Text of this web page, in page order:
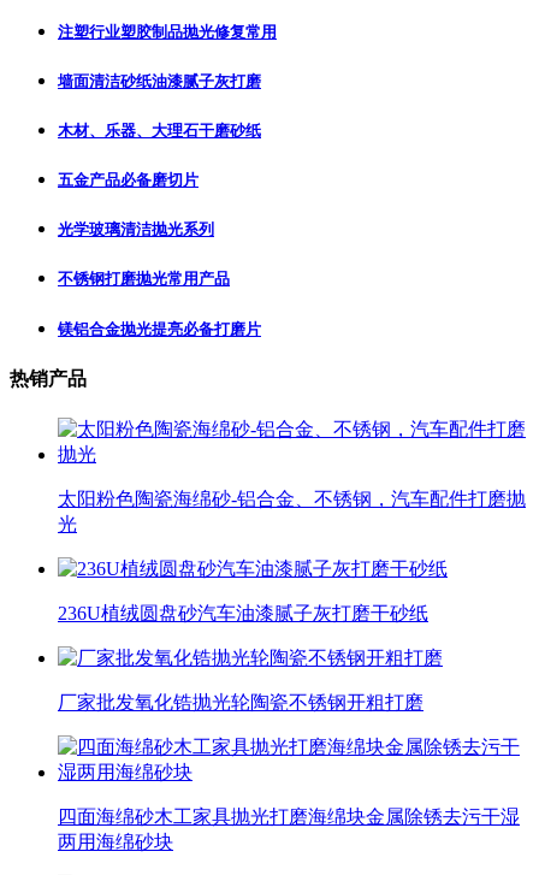
注塑行业塑胶制品抛光修复常用
墙面清洁砂纸油漆腻子灰打磨
木材、乐器、大理石干磨砂纸
五金产品必备磨切片
光学玻璃清洁抛光系列
不锈钢打磨抛光常用产品
镁铝合金抛光提亮必备打磨片
热销产品
太阳粉色陶瓷海绵砂-铝合金、不锈钢，汽车配件打磨抛
光
236U植绒圆盘砂汽车油漆腻子灰打磨干砂纸
厂家批发氧化锆抛光轮陶瓷不锈钢开粗打磨
四面海绵砂木工家具抛光打磨海绵块金属除锈去污干湿
两用海绵砂块